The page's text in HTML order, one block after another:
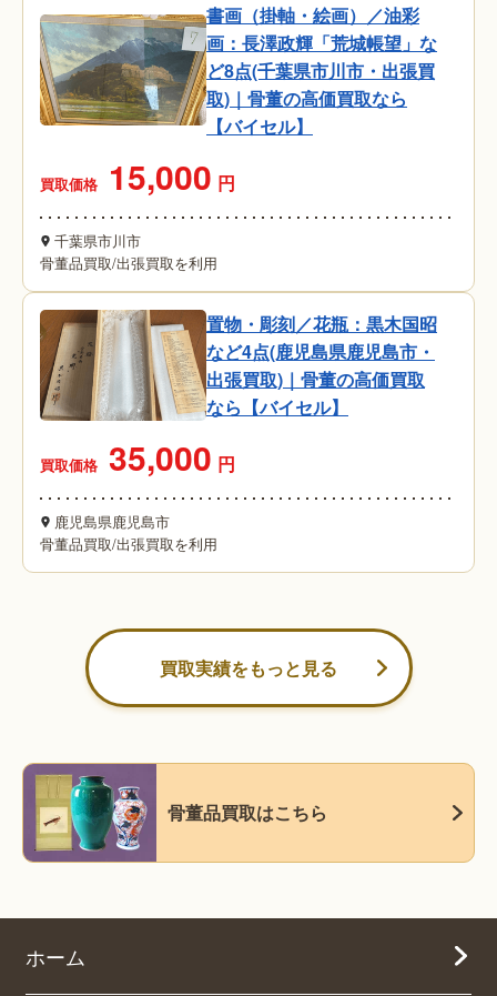
書画（掛軸・絵画）／油彩
画：長澤政輝「荒城帳望」な
ど8点(千葉県市川市・出張買
取)｜骨董の高価買取なら
【バイセル】
買取価格 15,000 円
千葉県市川市
骨董品買取/出張買取を利用
置物・彫刻／花瓶：黒木国昭
など4点(鹿児島県鹿児島市・
出張買取)｜骨董の高価買取
なら【バイセル】
買取価格 35,000 円
鹿児島県鹿児島市
骨董品買取/出張買取を利用
買取実績をもっと見る
骨董品買取はこちら
ホーム